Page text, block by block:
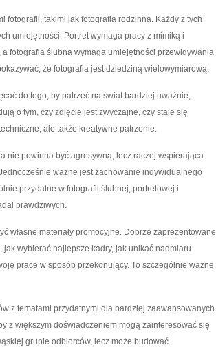
takimi jak fotografia rodzinna. Każdy z tych
umiejętności. Portret wymaga pracy z mimiką i
fotografia ślubna wymaga umiejętności przewidywania
że fotografia jest dziedziną wielowymiarową.
do tego, by patrzeć na świat bardziej uważnie,
o tym, czy zdjęcie jest zwyczajne, czy staje się
ale także kreatywne patrzenie.
nie powinna być agresywna, lecz raczej wspierająca
ważne jest zachowanie indywidualnego
przydatne w fotografii ślubnej, portretowej i
prawdziwych.
własne materiały promocyjne. Dobrze zaprezentowane
wybierać najlepsze kadry, jak unikać nadmiaru
prace w sposób przekonujący. To szczególnie ważne
z tematami przydatnymi dla bardziej zaawansowanych
z większym doświadczeniem mogą zainteresować się
grupie odbiorców, lecz może budować